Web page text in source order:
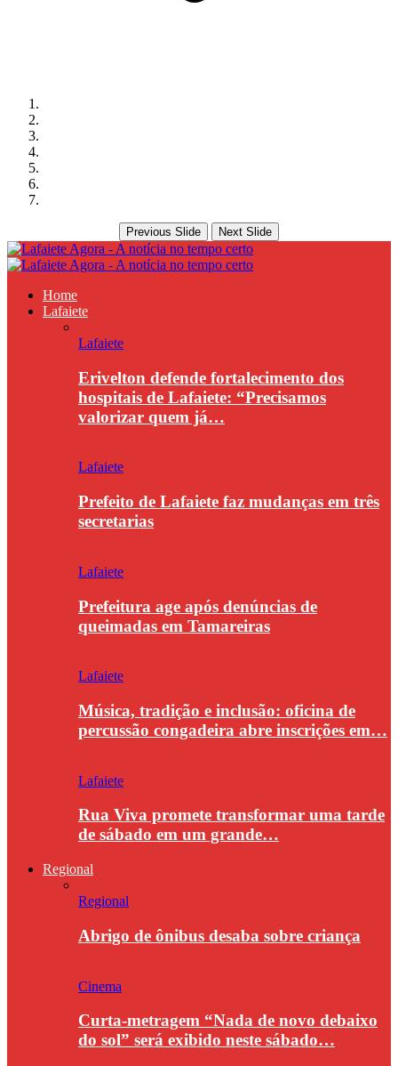
Previous Slide Next Slide
Home
Lafaiete
Lafaiete
Erivelton defende fortalecimento dos
hospitais de Lafaiete: “Precisamos
valorizar quem já…
Lafaiete
Prefeito de Lafaiete faz mudanças em três
secretarias
Lafaiete
Prefeitura age após denúncias de
queimadas em Tamareiras
Lafaiete
Música, tradição e inclusão: oficina de
percussão congadeira abre inscrições em…
Lafaiete
Rua Viva promete transformar uma tarde
de sábado em um grande…
Regional
Regional
Abrigo de ônibus desaba sobre criança
Cinema
Curta-metragem “Nada de novo debaixo
do sol” será exibido neste sábado…